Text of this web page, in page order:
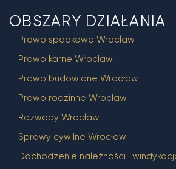
OBSZARY DZIAŁANIA
Prawo spadkowe Wrocław
Prawo karne Wrocław
Prawo budowlane Wrocław
Prawo rodzinne Wrocław
Rozwody Wrocław
Sprawy cywilne Wrocław
Dochodzenie należności i